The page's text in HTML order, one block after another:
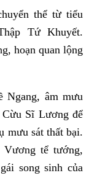
thể từ tiểu
Tứ Khuyết.
hoạn quan lộng
Ngang, âm mưu
Sĩ Lương để
mưu sát thất bại.
tể tướng,
song sinh của